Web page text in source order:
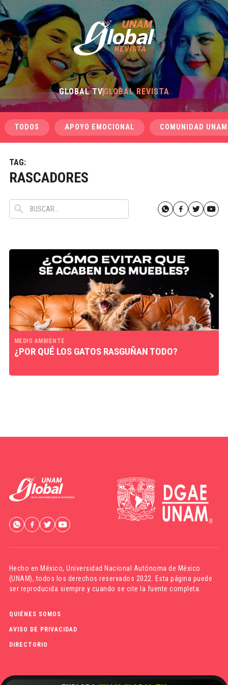
GLOBAL TVGLOBAL REVISTA
TODOS APOYO EMOCIONAL COMUNIDAD UNAM
TAG:
RASCADORES
MEDIO AMBIENTE
¿POR QUÉ LOS GATOS RASGUÑAN TODO?
Hecho en México,Universidad Nacional Autónoma de México
(UNAM), todos los derechos reservados 2022. Esta página puede
ser reproducida siempre y cuando se cite la fuente completa.
QUIÉNES SOMOS
AVISO DE PRIVACIDAD
DIRECTORIO